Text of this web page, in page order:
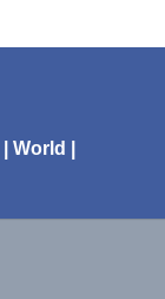
| World |